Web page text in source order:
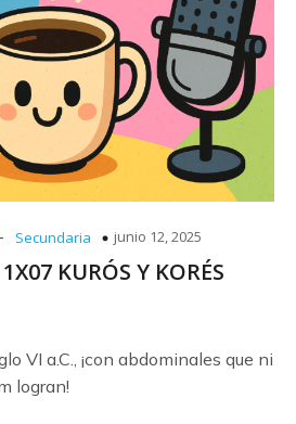
- Secundaria junio 12, 2025
KURÓS Y KORÉS
VI a.C., ¡con abdominales que ni
logran!